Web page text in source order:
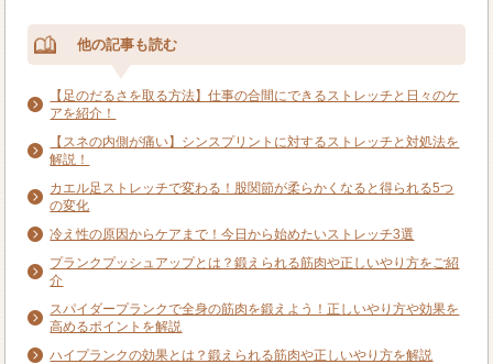
他の記事も読む
【足のだるさを取る方法】仕事の合間にできるストレッチと日々のケ
アを紹介！
【スネの内側が痛い】シンスプリントに対するストレッチと対処法を
解説！
カエル足ストレッチで変わる！股関節が柔らかくなると得られる5つ
の変化
冷え性の原因からケアまで！今日から始めたいストレッチ3選
プランクプッシュアップとは？鍛えられる筋肉や正しいやり方をご紹
介
スパイダープランクで全身の筋肉を鍛えよう！正しいやり方や効果を
高めるポイントを解説
ハイプランクの効果とは？鍛えられる筋肉や正しいやり方を解説